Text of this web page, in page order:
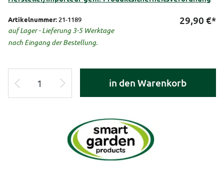
Artikelnummer: 21-1189
auf Lager - Lieferung 3-5 Werktage
nach Eingang der Bestellung.
29,90 €*
in den Warenkorb